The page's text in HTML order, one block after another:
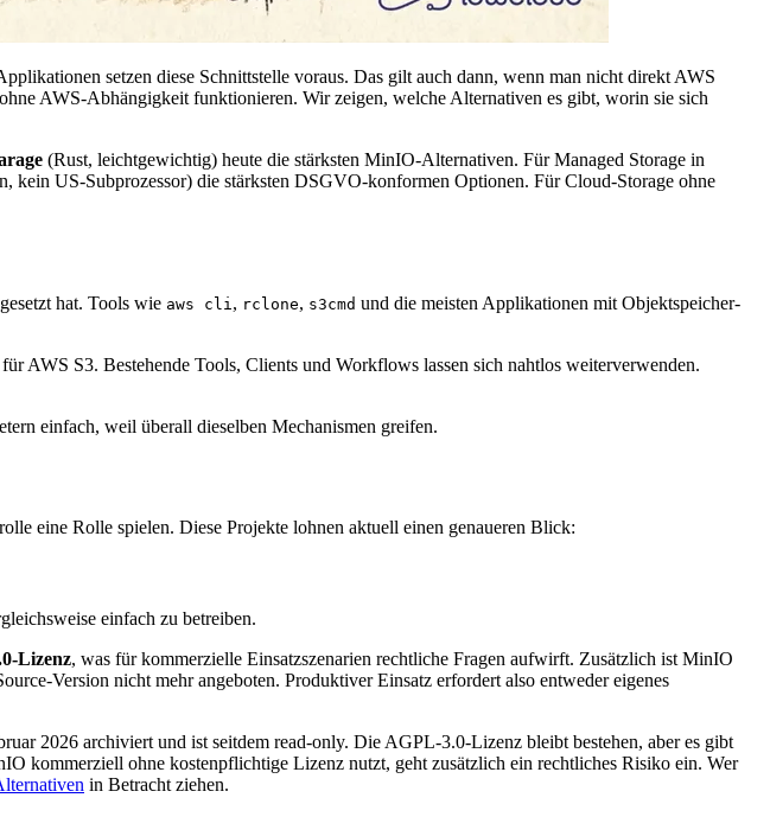
setzen diese Schnittstelle voraus. Das gilt auch dann, wenn man nicht direkt AWS
AWS-Abhängigkeit funktionieren. Wir zeigen, welche Alternativen es gibt, worin sie sich
(Rust, leichtgewichtig) heute die stärksten MinIO-Alternativen. Für Managed Storage in
kein US-Subprozessor) die stärksten DSGVO-konformen Optionen. Für Cloud-Storage ohne
hat. Tools wie aws cli , rclone, s3cmd und die meisten Applikationen mit Objektspeicher-
AWS S3. Bestehende Tools, Clients und Workflows lassen sich nahtlos weiterverwenden.
einfach, weil überall dieselben Mechanismen greifen.
eine Rolle spielen. Diese Projekte lohnen aktuell einen genaueren Blick:
einfach zu betreiben.
Lizenz, was für kommerzielle Einsatzszenarien rechtliche Fragen aufwirft. Zusätzlich ist MinIO
Version nicht mehr angeboten. Produktiver Einsatz erfordert also entweder eigenes
2026 archiviert und ist seitdem read-only. Die AGPL-3.0-Lizenz bleibt bestehen, aber es gibt
kommerziell ohne kostenpflichtige Lizenz nutzt, geht zusätzlich ein rechtliches Risiko ein. Wer
in Betracht ziehen.